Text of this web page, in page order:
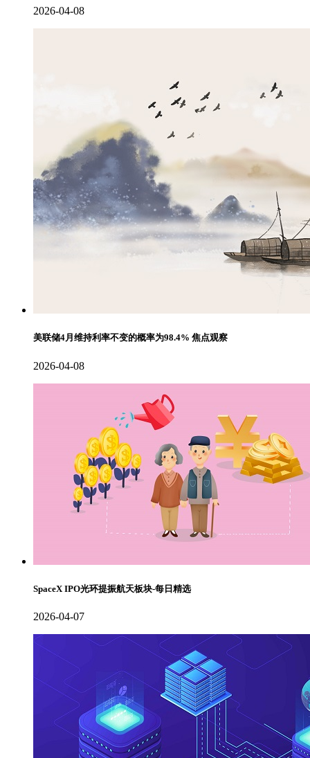
2026-04-08
美联储4月维持利率不变的概率为98.4% 焦点观察
2026-04-08
SpaceX IPO光环提振航天板块-每日精选
2026-04-07